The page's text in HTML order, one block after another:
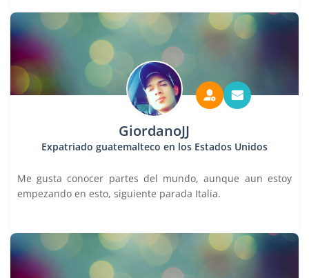
GiordanoJJ
Expatriado guatemalteco en los Estados Unidos
Me gusta conocer partes del mundo, aunque aun estoy
empezando en esto, siguiente parada Italia.